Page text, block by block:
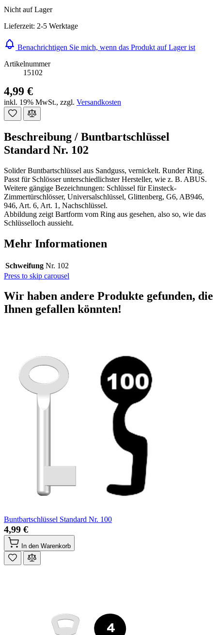
Nicht auf Lager
Lieferzeit: 2-5 Werktage
Benachrichtigen Sie mich, wenn das Produkt auf Lager ist
Artikelnummer
15102
4,99 €
inkl. 19% MwSt., zzgl. Versandkosten
Beschreibung / Buntbartschlüssel
Standard Nr. 102
Solider Buntbartschlüssel aus Sandguss, vernickelt. Runder Ring.
Passt für Schlösser unterschiedlichster Hersteller, wie z. B. ABUS.
Weitere gängige Bezeichnungen: Schlüssel für Einsteck-
Zimmertürschlösser, Universalschlüssel, Glittenberg, G6, AB946,
946, Art. 6, Art. 1, Nachschlüssel.
Abbildung zeigt Bartform vom Ring aus gesehen, also so, wie das
Schlüsselloch aussieht.
Mehr Informationen
Schweifung Nr. 102
Press to skip carousel
Wir haben andere Produkte gefunden, die
Ihnen gefallen könnten!
Buntbartschlüssel Standard Nr. 100
4,99 €
In den Warenkorb